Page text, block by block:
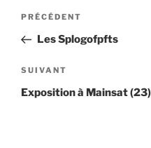
Navigation
l’article
Article
précédent
PRÉCÉDENT
Les Splogofpfts
Article
suivant
SUIVANT
Exposition à Mainsat (23)